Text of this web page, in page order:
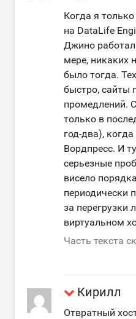
Когда я
на DataLife
Джино
мере, никаких
было тогда.
быстро, сайты
промедлений.
только в
год-два),
Вордпресс. И
серьезные
висело
периодически
за перегрузки
виртуальном
Часть текста
Кирилл
Отвратный